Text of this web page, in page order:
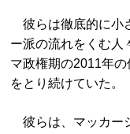
彼らは徹底的に小
ー派の流れをくむ人
マ政権期の2011年
をとり続けていた。
彼らは、マッカー